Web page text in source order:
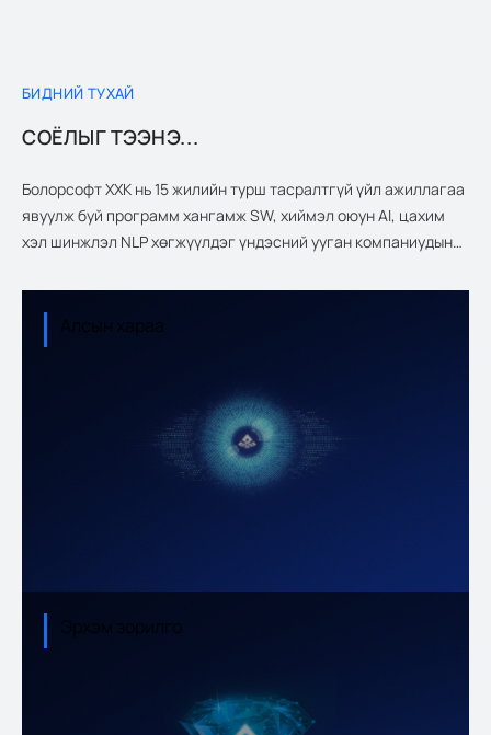
БИДНИЙ ТУХАЙ
СОЁЛЫГ ТЭЭНЭ...
Болорсофт ХХК нь 15 жилийн турш тасралтгүй үйл ажиллагаа
явуулж буй программ хангамж SW, хиймэл оюун AI, цахим
хэл шинжлэл NLP хөгжүүлдэг үндэсний ууган компаниудын
бүхий л асуудлыг цахим орчинд шийдэхийн зэрэгцээ
үндэсний технологийн шинэлэг шийдлээр дамжуулан
программ хангамжийг хөгжүүлэн ажиллаж байна.
Алсын хараа
Эрхэм зорилго